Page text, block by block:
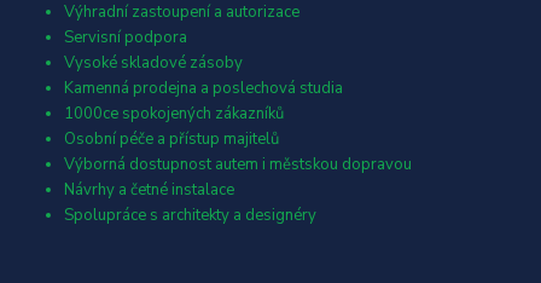
Výhradní zastoupení a autorizace
Servisní podpora
Vysoké skladové zásoby
Kamenná prodejna a poslechová studia
1000ce spokojených zákazníků
Osobní péče a přístup majitelů
Výborná dostupnost autem i městskou dopravou
Návrhy a četné instalace
Spolupráce s architekty a designéry